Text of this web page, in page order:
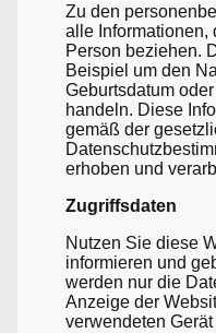
Zu den
alle Informationen,
Person beziehen.
Beispiel um den
Geburtsdatum
handeln. Diese
gemäß der
erhoben und
Zugriffsdaten
Nutzen Sie diese
informieren und
werden nur die
Anzeige der
verwendeten